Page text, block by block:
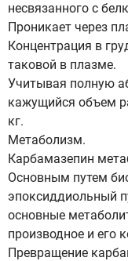
несвязанного с
Проникает через
Концентрация в
таковой в плазме.
Учитывая полную
кажущийся объем
кг.
Метаболизм.
Карбамазепин
Основным путем
эпоксиддиольный
основные
производное и его
Превращение